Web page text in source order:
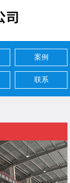
案例
联系